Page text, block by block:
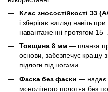
Клас зносостійкості 33
і зберігає вигляд навіть
навантаженні протягом
Товщина 8 мм — планка
основи, забезпечує кращу
підлоги під ногами.
Фаска без фаски — надає
монолітного полотна без